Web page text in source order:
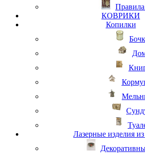
КОВРИКИ
Копилки
Лазерные изделия из